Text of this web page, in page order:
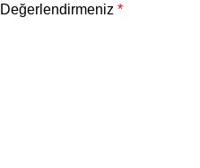
Değerlendirmeniz *